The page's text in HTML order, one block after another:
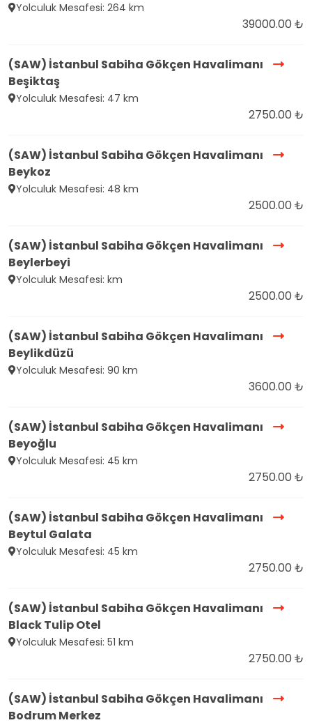
Yolculuk Mesafesi: 264 km
39000.00 ₺
(SAW) İstanbul Sabiha Gökçen Havalimanı
Beşiktaş
Yolculuk Mesafesi: 47 km
2750.00 ₺
(SAW) İstanbul Sabiha Gökçen Havalimanı
Beykoz
Yolculuk Mesafesi: 48 km
2500.00 ₺
(SAW) İstanbul Sabiha Gökçen Havalimanı
Beylerbeyi
Yolculuk Mesafesi: km
2500.00 ₺
(SAW) İstanbul Sabiha Gökçen Havalimanı
Beylikdüzü
Yolculuk Mesafesi: 90 km
3600.00 ₺
(SAW) İstanbul Sabiha Gökçen Havalimanı
Beyoğlu
Yolculuk Mesafesi: 45 km
2750.00 ₺
(SAW) İstanbul Sabiha Gökçen Havalimanı
Beytul Galata
Yolculuk Mesafesi: 45 km
2750.00 ₺
(SAW) İstanbul Sabiha Gökçen Havalimanı
Black Tulip Otel
Yolculuk Mesafesi: 51 km
2750.00 ₺
(SAW) İstanbul Sabiha Gökçen Havalimanı
Bodrum Merkez